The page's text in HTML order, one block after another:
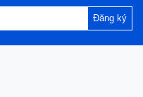
Đăng ký